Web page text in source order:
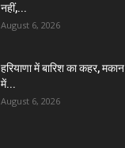
नहीं,...
August 6, 2026
हरियाणा में बारिश का कहर,
में...
August 6, 2026